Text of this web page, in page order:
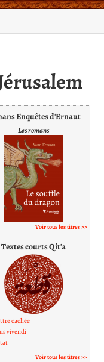
Enquêtes d'Ernaut
Les romans
Voir tous les titres
Textes courts Qit'a
cachée
vivendi
Voir tous les titres